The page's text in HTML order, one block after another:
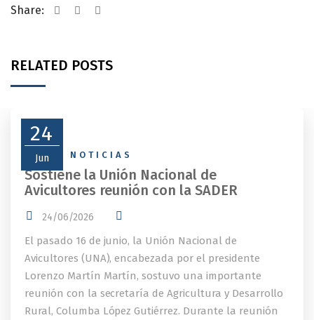
Share:
RELATED POSTS
24
Jun
NEWS NOTICIAS
Sostiene la Unión Nacional de
Avicultores reunión con la SADER
24/06/2026
El pasado 16 de junio, la Unión Nacional de
Avicultores (UNA), encabezada por el presidente
Lorenzo Martín Martín, sostuvo una importante
reunión con la secretaría de Agricultura y Desarrollo
Rural, Columba López Gutiérrez. Durante la reunión